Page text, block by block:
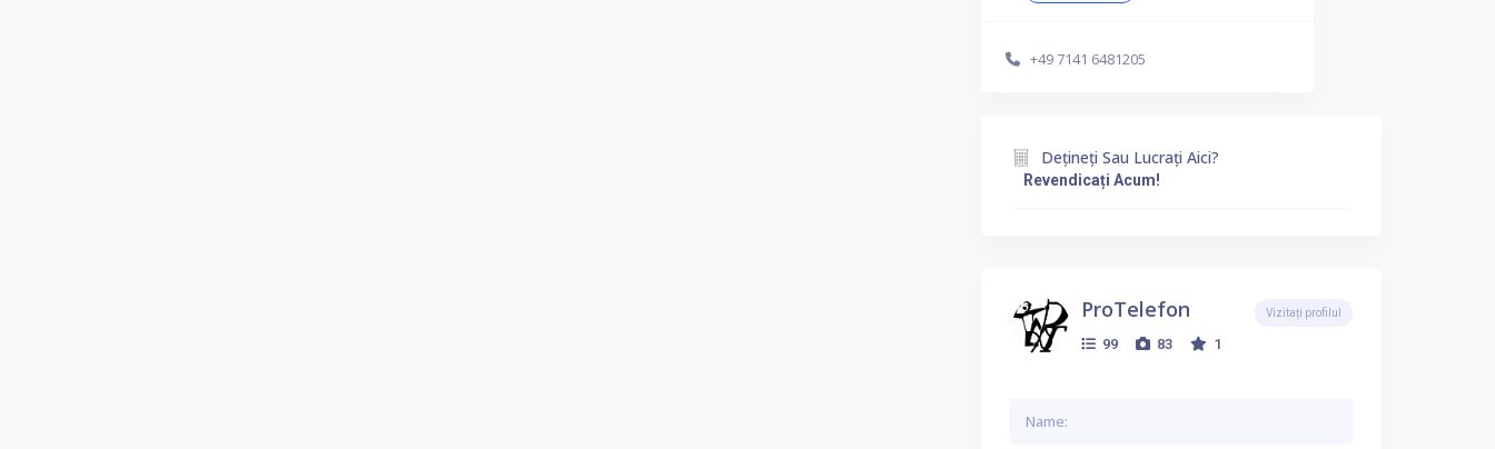
+49 7141 6481205
Dețineți Sau Lucrați Aici?
Revendicați Acum!
ProTelefon
99 83 1
Vizitați profilul